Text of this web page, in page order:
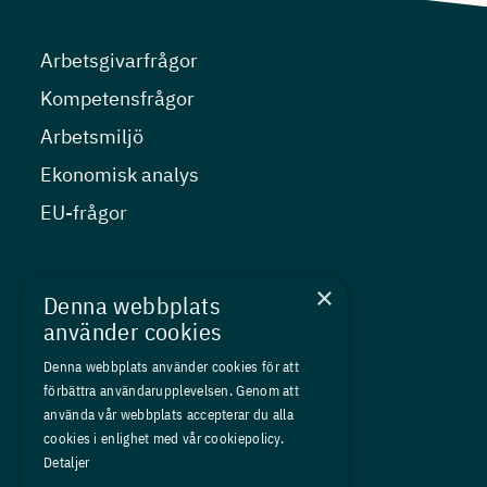
Arbetsgivarfrågor
Kompetensfrågor
Arbetsmiljö
Ekonomisk analys
EU-frågor
Kurser
Medlemskap
Om oss
Press
In English
×
Denna webbplats
använder cookies
Denna webbplats använder cookies för att
förbättra användarupplevelsen. Genom att
använda vår webbplats accepterar du alla
cookies i enlighet med vår cookiepolicy.
Detaljer